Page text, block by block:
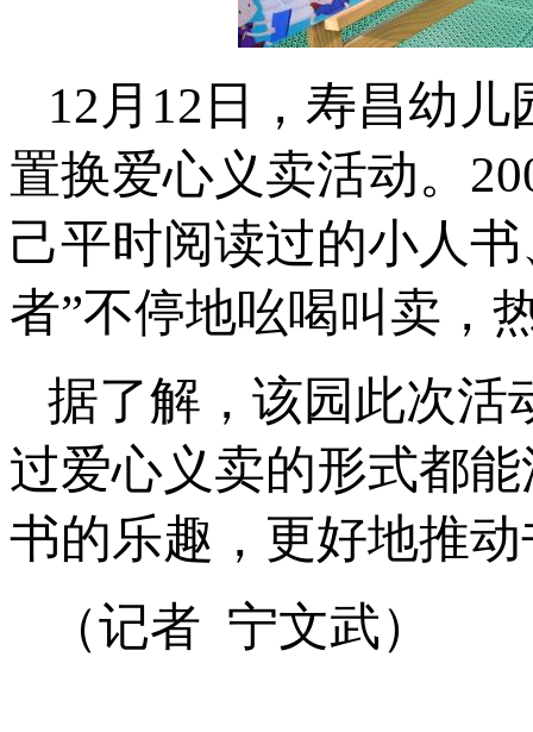
12月12日，寿昌幼
置换爱心义卖活动。
己平时阅读过的小人
者”不停地吆喝叫卖，
据了解，该园此次活
过爱心义卖的形式都
书的乐趣，更好地推
（记者 宁文武）